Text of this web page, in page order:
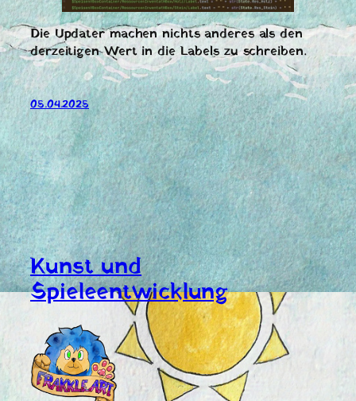
Die Updater machen nichts anderes als den
derzeitigen Wert in die Labels zu schreiben.
05.04.2025
Kunst und
Spieleentwicklung